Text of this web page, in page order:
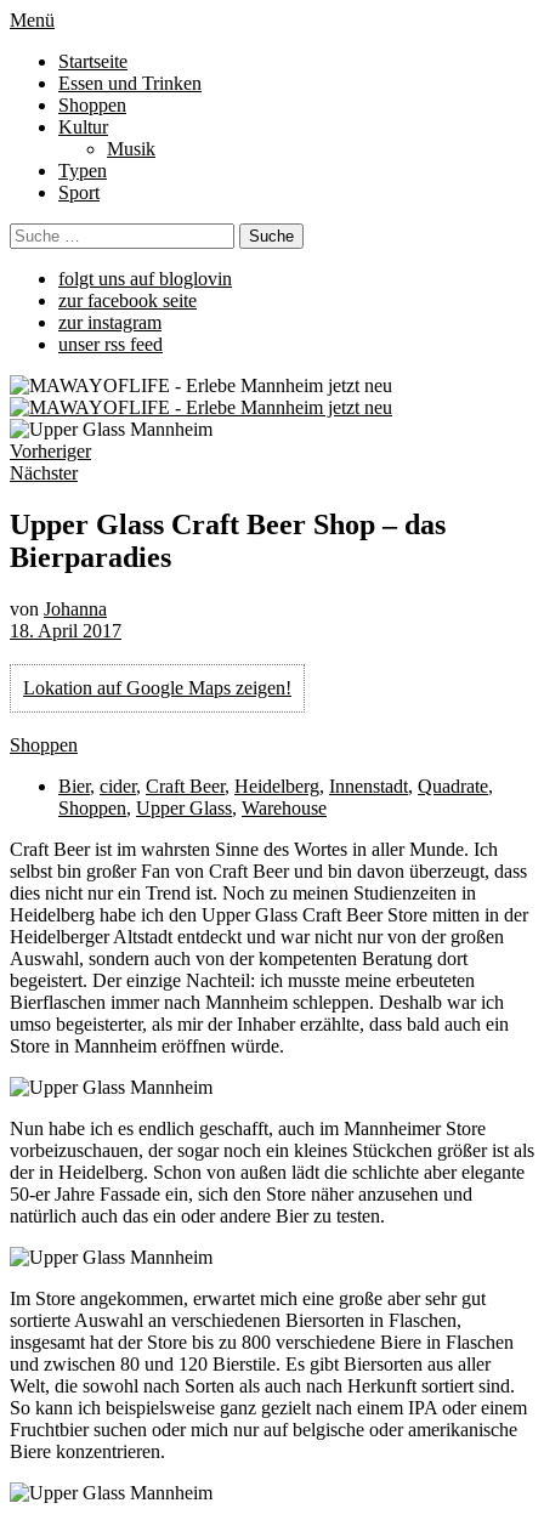
Menü
Startseite
Essen und Trinken
Shoppen
Kultur
Musik
Typen
Sport
folgt uns auf bloglovin
zur facebook seite
zur instagram
unser rss feed
Vorheriger
Nächster
Upper Glass Craft Beer Shop – das
Bierparadies
von Johanna
18. April 2017
Lokation auf Google Maps zeigen!
Shoppen
Bier, cider, Craft Beer, Heidelberg, Innenstadt, Quadrate,
Shoppen, Upper Glass, Warehouse
Craft Beer ist im wahrsten Sinne des Wortes in aller Munde. Ich
selbst bin großer Fan von Craft Beer und bin davon überzeugt, dass
dies nicht nur ein Trend ist. Noch zu meinen Studienzeiten in
Heidelberg habe ich den Upper Glass Craft Beer Store mitten in der
Heidelberger Altstadt entdeckt und war nicht nur von der großen
Auswahl, sondern auch von der kompetenten Beratung dort
begeistert. Der einzige Nachteil: ich musste meine erbeuteten
Bierflaschen immer nach Mannheim schleppen. Deshalb war ich
umso begeisterter, als mir der Inhaber erzählte, dass bald auch ein
Store in Mannheim eröffnen würde.
Nun habe ich es endlich geschafft, auch im Mannheimer Store
vorbeizuschauen, der sogar noch ein kleines Stückchen größer ist als
der in Heidelberg. Schon von außen lädt die schlichte aber elegante
50-er Jahre Fassade ein, sich den Store näher anzusehen und
natürlich auch das ein oder andere Bier zu testen.
Im Store angekommen, erwartet mich eine große aber sehr gut
sortierte Auswahl an verschiedenen Biersorten in Flaschen,
insgesamt hat der Store bis zu 800 verschiedene Biere in Flaschen
und zwischen 80 und 120 Bierstile. Es gibt Biersorten aus aller
Welt, die sowohl nach Sorten als auch nach Herkunft sortiert sind.
So kann ich beispielsweise ganz gezielt nach einem IPA oder einem
Fruchtbier suchen oder mich nur auf belgische oder amerikanische
Biere konzentrieren.